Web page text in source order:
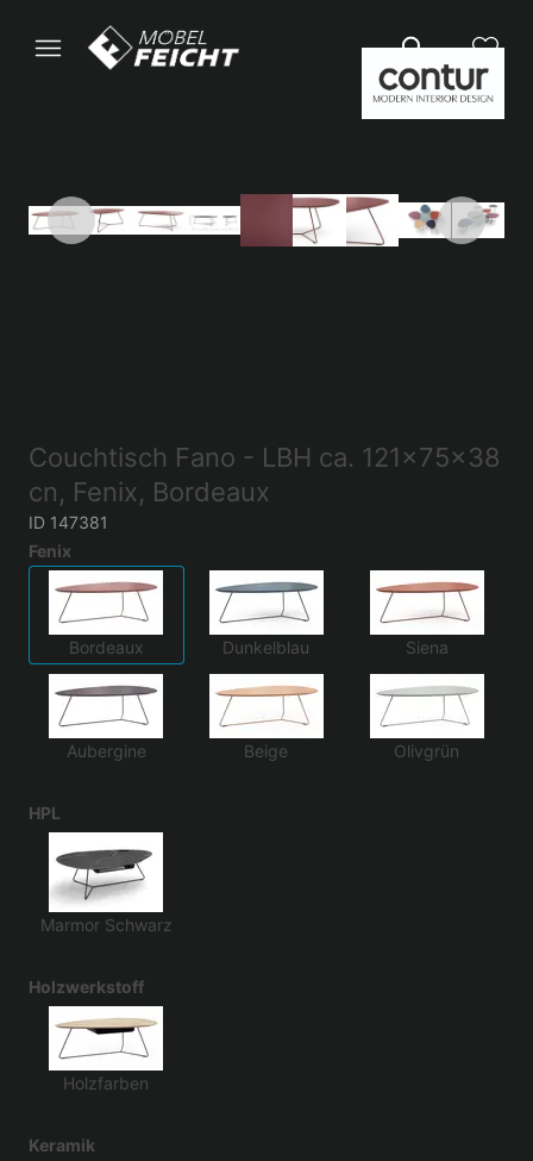
Couchtisch Fano - LBH ca. 121x75x38
cn, Fenix, Bordeaux
ID 147381
Fenix
Bordeaux Dunkelblau Siena
Aubergine Beige Olivgrün
HPL
Marmor Schwarz
Holzwerkstoff
Holzfarben
Keramik